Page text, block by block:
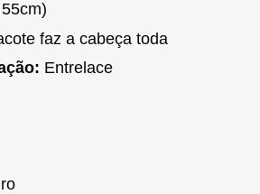
faz a cabeça toda
Entrelace